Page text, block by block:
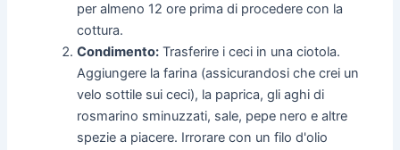
per almeno 12 ore prima di procedere con la
cottura.
Condimento: Trasferire i ceci in una ciotola.
Aggiungere la farina (assicurandosi che crei un
velo sottile sui ceci), la paprica, gli aghi di
rosmarino sminuzzati, sale, pepe nero e altre
spezie a piacere. Irrorare con un filo d'olio